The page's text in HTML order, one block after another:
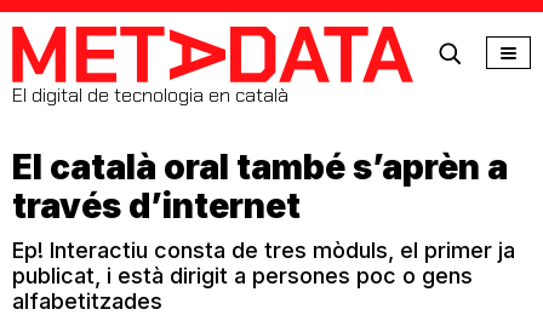
MetaData
El digital de tecnologia en català
El català oral també s’aprèn a
través d’internet
Ep! Interactiu consta de tres mòduls, el primer ja
publicat, i està dirigit a persones poc o gens
alfabetitzades